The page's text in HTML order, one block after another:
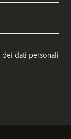
dati personali